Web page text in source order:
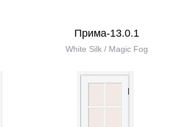
Прима-13.0.1
White Silk / Magic Fog